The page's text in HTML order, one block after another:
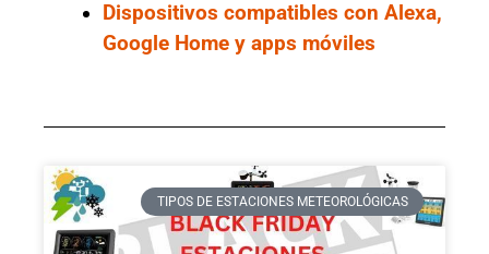
Dispositivos compatibles con Alexa,
Google Home y apps móviles
TIPOS DE ESTACIONES METEOROLÓGICAS